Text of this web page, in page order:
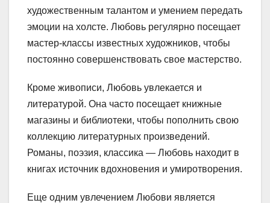
художественным талантом и умением передать
эмоции на холсте. Любовь регулярно посещает
мастер-классы известных художников, чтобы
постоянно совершенствовать свое мастерство.
Кроме живописи, Любовь увлекается и
литературой. Она часто посещает книжные
магазины и библиотеки, чтобы пополнить свою
коллекцию литературных произведений.
Романы, поэзия, классика — Любовь находит в
книгах источник вдохновения и умиротворения.
Еще одним увлечением Любови является